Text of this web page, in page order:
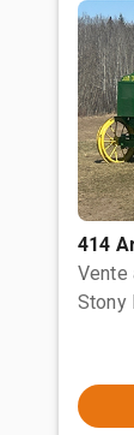
414
Vente
Stony